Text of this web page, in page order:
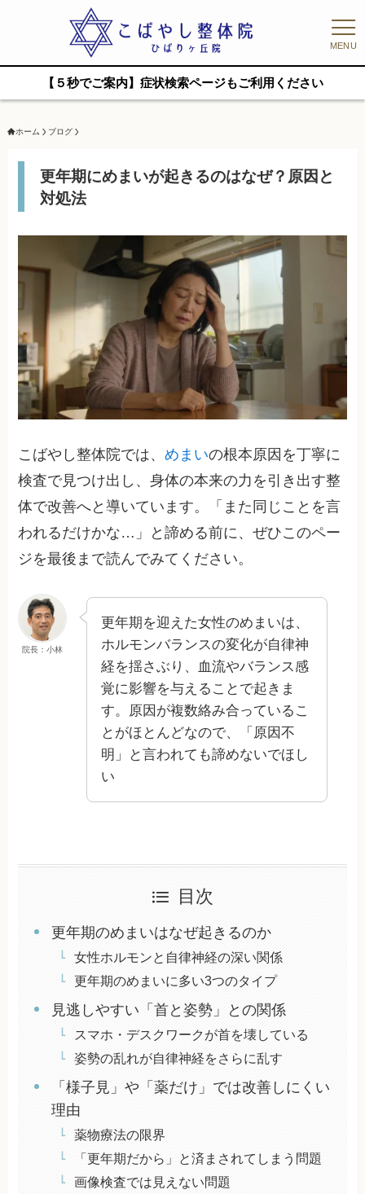
MENU
【５秒でご案内】症状検索ページもご利用ください
ホーム ブログ
更年期にめまいが起きるのはなぜ？原因と
対処法
こばやし整体院では、めまいの根本原因を丁寧に
検査で見つけ出し、身体の本来の力を引き出す整
体で改善へと導いています。「また同じことを言
われるだけかな…」と諦める前に、ぜひこのペー
ジを最後まで読んでみてください。
院長：小林
更年期を迎えた女性のめまいは、
ホルモンバランスの変化が自律神
経を揺さぶり、血流やバランス感
覚に影響を与えることで起きま
す。原因が複数絡み合っているこ
とがほとんどなので、「原因不
明」と言われても諦めないでほし
い
目次
更年期のめまいはなぜ起きるのか
女性ホルモンと自律神経の深い関係
更年期のめまいに多い3つのタイプ
見逃しやすい「首と姿勢」との関係
スマホ・デスクワークが首を壊している
姿勢の乱れが自律神経をさらに乱す
「様子見」や「薬だけ」では改善しにくい
理由
薬物療法の限界
「更年期だから」と済まされてしまう問題
画像検査では見えない問題